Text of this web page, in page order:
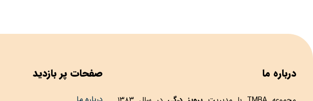
درباره ما صفحات پر بازدید